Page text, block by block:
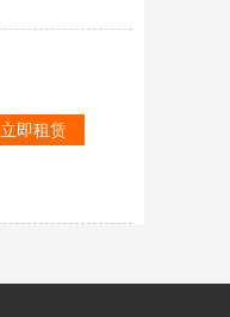
立即租赁